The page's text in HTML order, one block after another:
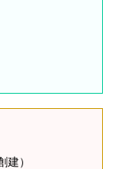
建）